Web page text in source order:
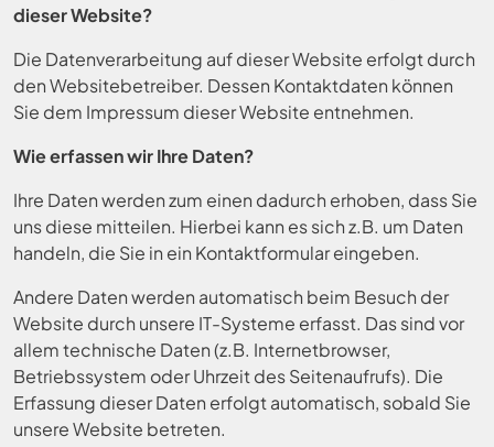
dieser Website?
Die Datenverarbeitung auf dieser Website erfolgt durch
den Websitebetreiber. Dessen Kontaktdaten können
Sie dem Impressum dieser Website entnehmen.
Wie erfassen wir Ihre Daten?
Ihre Daten werden zum einen dadurch erhoben, dass Sie
uns diese mitteilen. Hierbei kann es sich z.B. um Daten
handeln, die Sie in ein Kontaktformular eingeben.
Andere Daten werden automatisch beim Besuch der
Website durch unsere IT-Systeme erfasst. Das sind vor
allem technische Daten (z.B. Internetbrowser,
Betriebssystem oder Uhrzeit des Seitenaufrufs). Die
Erfassung dieser Daten erfolgt automatisch, sobald Sie
unsere Website betreten.